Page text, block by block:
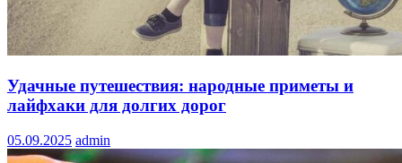
Удачные путешествия: народные приметы и
лайфхаки для долгих дорог
05.09.2025 admin